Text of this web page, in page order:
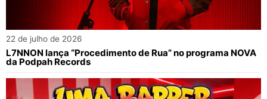
22 de julho de 2026
L7NNON lança “Procedimento de Rua” no programa NOVA
da Podpah Records